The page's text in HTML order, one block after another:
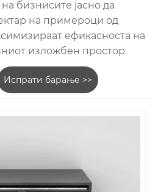
бизнисите јасно да
на примероци од
ефикасноста на
изложбен простор.
Испрати барање >>